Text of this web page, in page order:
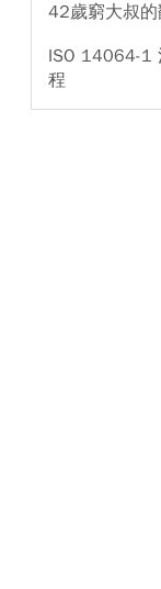
42歲窮大叔
ISO 14064-1
程